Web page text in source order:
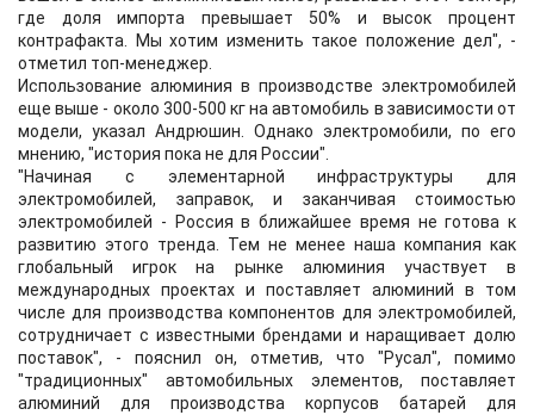
где доля импорта превышает 50% и высок процент
контрафакта. Мы хотим изменить такое положение дел", -
отметил топ-менеджер.
Использование алюминия в производстве электромобилей
еще выше - около 300-500 кг на автомобиль в зависимости от
модели, указал Андрюшин. Однако электромобили, по его
мнению, "история пока не для России".
"Начиная с элементарной инфраструктуры для
электромобилей, заправок, и заканчивая стоимостью
электромобилей - Россия в ближайшее время не готова к
развитию этого тренда. Тем не менее наша компания как
глобальный игрок на рынке алюминия участвует в
международных проектах и поставляет алюминий в том
числе для производства компонентов для электромобилей,
сотрудничает с известными брендами и наращивает долю
поставок", - пояснил он, отметив, что "Русал", помимо
"традиционных" автомобильных элементов, поставляет
алюминий для производства корпусов батарей для